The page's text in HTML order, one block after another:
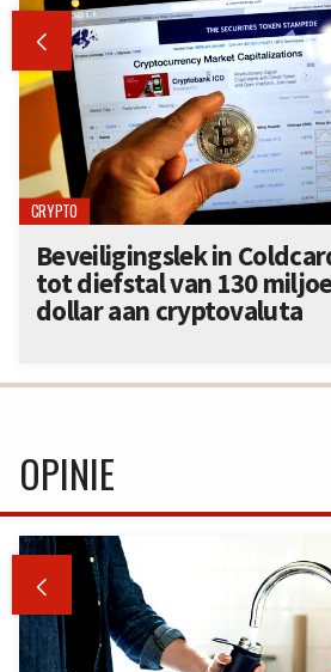

CRYPTO
Beveiligingslek in
tot diefstal van 130
dollar aan cryptovaluta
OPINIE
